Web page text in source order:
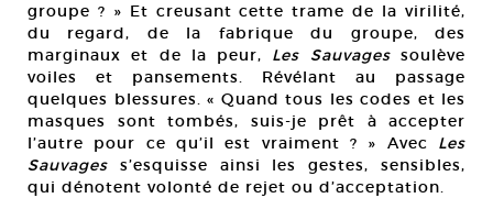
groupe ? » Et creusant cette trame de la virilité,
du regard, de la fabrique du groupe, des
marginaux et de la peur, Les Sauvagessoulève
voiles et pansements. Révélant au passage
quelques blessures. « Quand tous les codes et les
masques sont tombés, suis-je prêt à accepter
l’autre pour ce qu’il est vraiment ? » Avec Les
Sauvages s’esquisse ainsi les gestes, sensibles,
qui dénotent volonté de rejet ou d’acceptation.